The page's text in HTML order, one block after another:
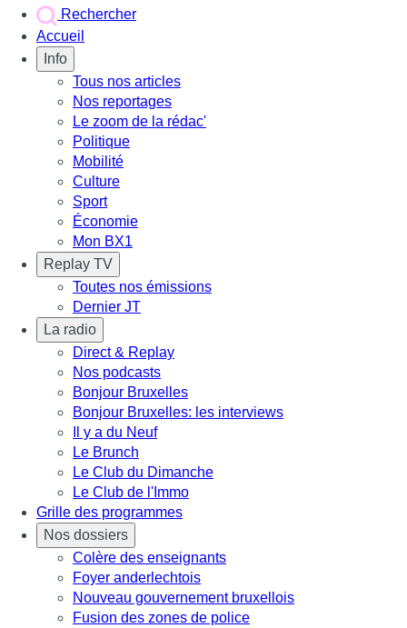
Rechercher
Accueil
Info
Tous nos articles
Nos reportages
Le zoom de la rédac'
Politique
Mobilité
Culture
Sport
Économie
Mon BX1
Replay TV
Toutes nos émissions
Dernier JT
La radio
Direct & Replay
Nos podcasts
Bonjour Bruxelles
Bonjour Bruxelles: les interviews
Il y a du Neuf
Le Brunch
Le Club du Dimanche
Le Club de l'Immo
Grille des programmes
Nos dossiers
Colère des enseignants
Foyer anderlechtois
Nouveau gouvernement bruxellois
Fusion des zones de police